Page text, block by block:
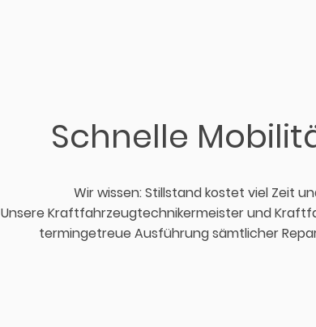
Schnelle
Wir wissen: Stillstand kostet viel Zeit
Unsere Kraftfahrzeugtechnikermeister und
termingetreue Ausführung sämtlicher